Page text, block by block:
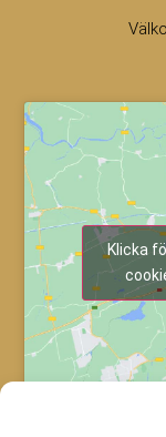
Klicka